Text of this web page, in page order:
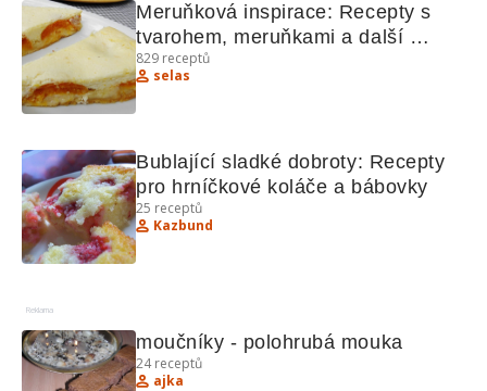
Meruňková inspirace: Recepty s
tvarohem, meruňkami a další
lahůdky
829 receptů
selas
Bublající sladké dobroty: Recepty
pro hrníčkové koláče a bábovky
25 receptů
Kazbund
Reklama
moučníky - polohrubá mouka
24receptů
ajka